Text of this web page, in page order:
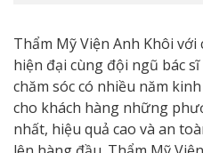
Thẩm Mỹ Viện Anh Khôi
hiện đại cùng đội ngũ bác
chăm sóc có nhiều năm
cho khách hàng những
nhất, hiệu quả cao và an